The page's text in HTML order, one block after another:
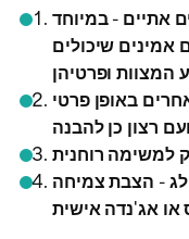
אתיים - במיוחד
אמינים שיכולים
באופן פרטי
- הצבת צמיחה